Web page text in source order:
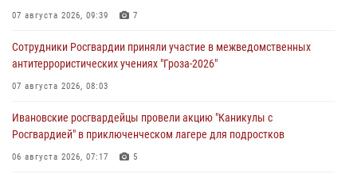
07 августа 2026, 09:39 7
Сотрудники Росгвардии приняли участие в межведомственных
антитеррористических учениях "Гроза-2026"
07 августа 2026, 08:03
Ивановские росгвардейцы провели акцию "Каникулы с
Росгвардией" в приключенческом лагере для подростков
06 августа 2026, 07:17 5